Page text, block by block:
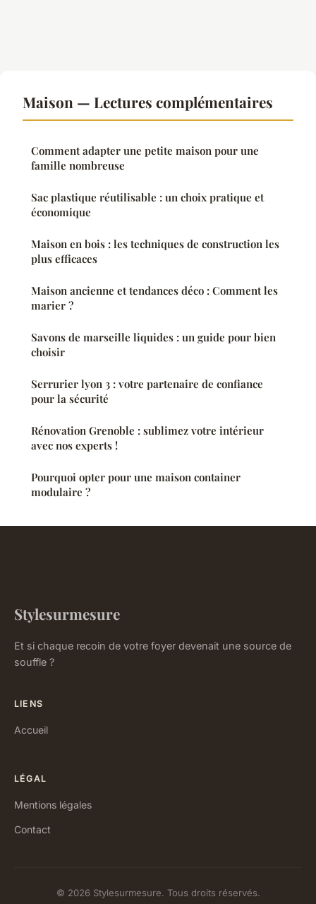
Maison — Lectures complémentaires
Comment adapter une petite maison pour une
famille nombreuse
Sac plastique réutilisable : un choix pratique et
économique
Maison en bois : les techniques de construction les
plus efficaces
Maison ancienne et tendances déco : Comment les
marier ?
Savons de marseille liquides : un guide pour bien
choisir
Serrurier lyon 3 : votre partenaire de confiance
pour la sécurité
Rénovation Grenoble : sublimez votre intérieur
avec nos experts !
Pourquoi opter pour une maison container
modulaire ?
Stylesurmesure
Et si chaque recoin de votre foyer devenait une source de
souffle ?
LIENS
Accueil
LÉGAL
Mentions légales
Contact
© 2026 Stylesurmesure. Tous droits réservés.